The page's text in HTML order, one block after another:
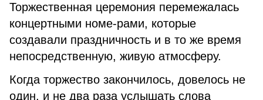
Торжественная церемония перемежалась
концертными номе-рами, которые
создавали праздничность и в то же время
непосредственную, живую атмосферу.
Когда торжество закончилось, довелось не
один, и не два раза услышать слова